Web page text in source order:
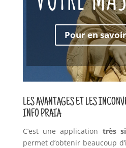
Pour en
LES AVANTAGES ET LES
INFO PRAIA
C’est une application très
permet d’obtenir beaucoup